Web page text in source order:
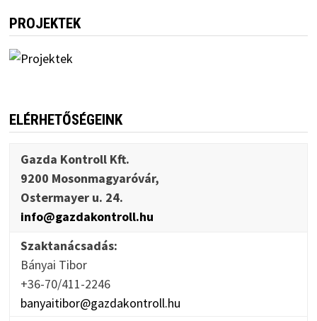
PROJEKTEK
ELÉRHETŐSÉGEINK
Gazda Kontroll Kft.
9200 Mosonmagyaróvár,
Ostermayer u. 24.
info@gazdakontroll.hu
Szaktanácsadás:
Bányai Tibor
+36-70/411-2246
banyaitibor@gazdakontroll.hu